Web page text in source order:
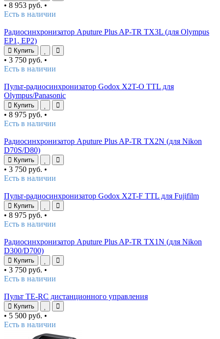
• 8 953 руб. •
Есть в наличии
Радиосинхронизатор Aputure Plus AP-TR TX3L (для Olympus
EP1, EP2)
Купить
• 3 750 руб. •
Есть в наличии
Пульт-радиосинхронизатор Godox X2T-O TTL для
Olympus/Panasonic
Купить
• 8 975 руб. •
Есть в наличии
Радиосинхронизатор Aputure Plus AP-TR TX2N (для Nikon
D70S/D80)
Купить
• 3 750 руб. •
Есть в наличии
Пульт-радиосинхронизатор Godox X2T-F TTL для Fujifilm
Купить
• 8 975 руб. •
Есть в наличии
Радиосинхронизатор Aputure Plus AP-TR TX1N (для Nikon
D300/D700)
Купить
• 3 750 руб. •
Есть в наличии
Пульт TE-RC дистанционного управления
Купить
• 5 500 руб. •
Есть в наличии